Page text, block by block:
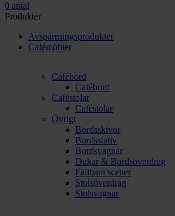
0 antal
Produkter
Avspärrningsprodukter
Cafémöbler
Cafébord
Cafébord
Caféstolar
Caféstolar
Övrigt
Bordsskivor
Bordsstativ
Bordsvagnar
Dukar & Bordsöverdrag
Fällbara scener
Stolsöverdrag
Stolsvagnar